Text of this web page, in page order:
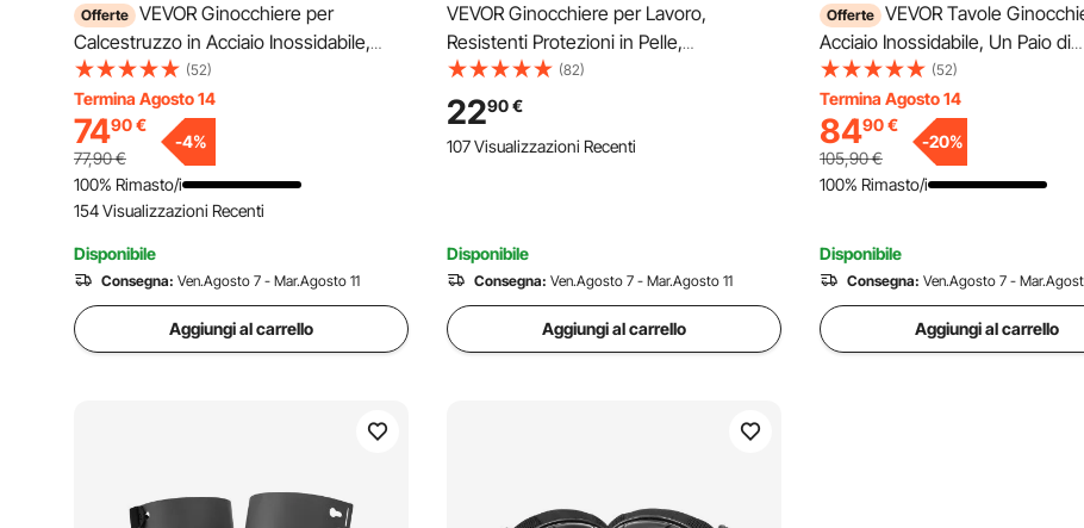
Offerte VEVOR Ginocchiere per
Calcestruzzo in Acciaio Inossidabile,
Cursore per Cemento 697 mm x 205
mm, Coppia di Ginocchiere in
Calcestruzzo, Cursori Mobili, con
Cinghie per Finiture in Cemento
Calcestruzzo
(52)
Termina Agosto 14
7490€
77,90€
-4%
100% Rimasto/i
154 Visualizzazioni Recenti
Disponibile
Consegna: Ven.Agosto 7 - Mar.Agosto 11
Aggiungi al carrello
VEVOR Ginocchiere per Lavoro,
Resistenti Protezioni in Pelle,
Ginocchiere da Lavoro Lavabili in
Lavatrice, Supporto per Ginocchia Extra
Spesso per Giardinaggio, Pavimenti e
Pulizia, Nero e Marrone
(82)
2290€
107 Visualizzazioni Recenti
Disponibile
Consegna: Ven.Agosto 7 - Mar.Agosto 11
Aggiungi al carrello
Offerte VEVOR Tavole
Acciaio Inossidabile, Un Paio di
Dimensioni 70x20x10 cm, con
Ginocchiere Cuscinetti in EVA,
del Ginocchio, Ginocchio Board
Cemento, per Finitura del
(52)
Termina Agosto 14
8490€
105,90€
-20%
100% Rimasto/i
Disponibile
Consegna: Ven.Agosto 7 -
Aggiungi al carrello